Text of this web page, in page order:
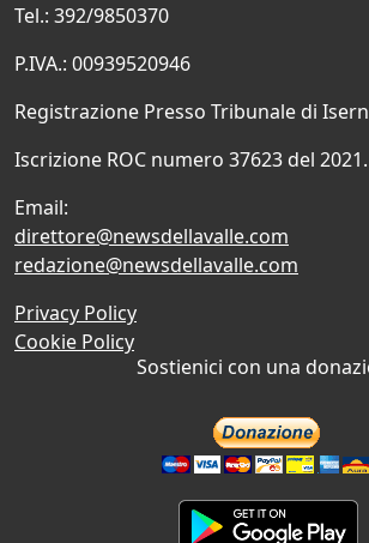
Tel.: 392/9850370
P.IVA.: 00939520946
Registrazione Presso Tribunale di
Iscrizione ROC numero 37623 del 2021.
Email:
direttore@newsdellavalle.com
redazione@newsdellavalle.com
Privacy Policy
Cookie Policy
Sostienici con una